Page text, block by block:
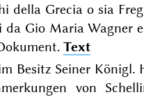
della Grecia o sia
Gio Maria Wagner
Text
Besitz Seiner Königl.
von